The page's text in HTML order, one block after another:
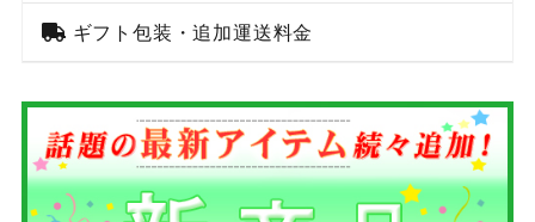
ギフト包装・追加運送料金